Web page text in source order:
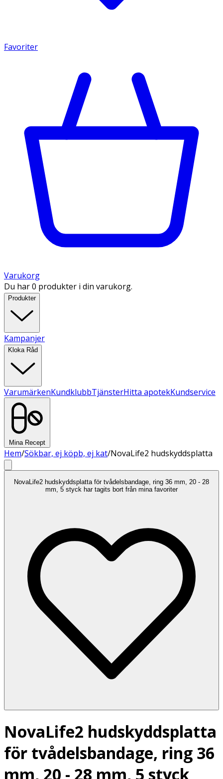
Favoriter
Varukorg
Du har 0 produkter i din varukorg.
Produkter
Kampanjer
Kloka Råd
VarumärkenKundklubbTjänsterHitta apotekKundservice
Mina Recept
Hem/Sökbar, ej köpb, ej kat/NovaLife2 hudskyddsplatta
NovaLife2 hudskyddsplatta för tvådelsbandage, ring 36 mm, 20 - 28
mm, 5 styck har tagits bort från mina favoriter
NovaLife2 hudskyddsplatta
för tvådelsbandage, ring 36
mm, 20 - 28 mm, 5 styck